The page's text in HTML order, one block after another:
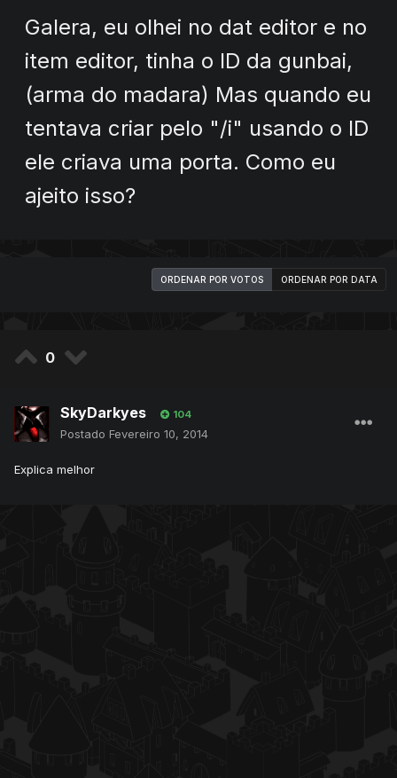
Galera, eu olhei no dat editor e no
item editor, tinha o ID da gunbai,
(arma do madara) Mas quando eu
tentava criar pelo "/i" usando o ID
ele criava uma porta. Como eu
ajeito isso?
ORDENAR POR VOTOS ORDENAR POR DATA
0
SkyDarkyes 104
Postado Fevereiro 10, 2014
Explica melhor